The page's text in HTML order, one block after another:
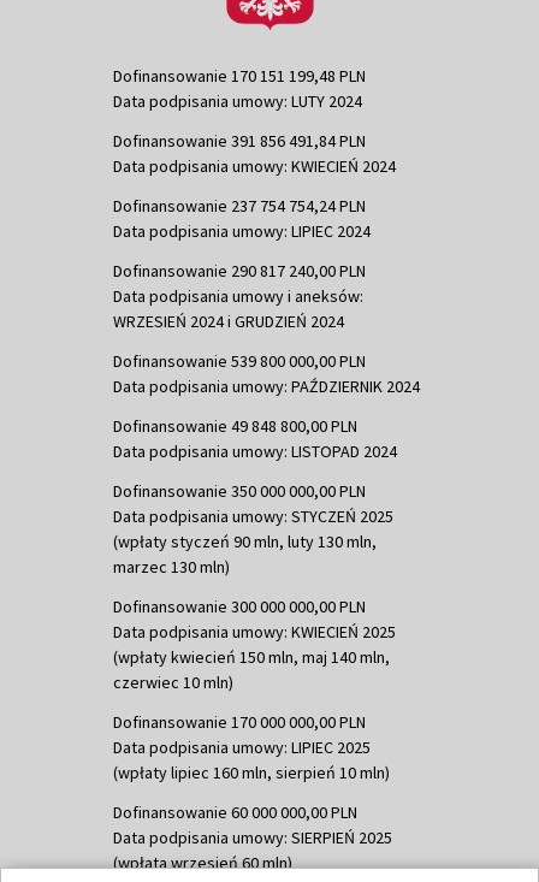
Dofinansowanie 170 151 199,48 PLN
Data podpisania umowy: LUTY 2024
Dofinansowanie 391 856 491,84 PLN
Data podpisania umowy: KWIECIEŃ 2024
Dofinansowanie 237 754 754,24 PLN
Data podpisania umowy: LIPIEC 2024
Dofinansowanie 290 817 240,00 PLN
Data podpisania umowy i aneksów:
WRZESIEŃ 2024 i GRUDZIEŃ 2024
Dofinansowanie 539 800 000,00 PLN
Data podpisania umowy: PAŹDZIERNIK 2024
Dofinansowanie 49 848 800,00 PLN
Data podpisania umowy: LISTOPAD 2024
Dofinansowanie 350 000 000,00 PLN
Data podpisania umowy: STYCZEŃ 2025
(wpłaty styczeń 90 mln, luty 130 mln,
marzec 130 mln)
Dofinansowanie 300 000 000,00 PLN
Data podpisania umowy: KWIECIEŃ 2025
(wpłaty kwiecień 150 mln, maj 140 mln,
czerwiec 10 mln)
Dofinansowanie 170 000 000,00 PLN
Data podpisania umowy: LIPIEC 2025
(wpłaty lipiec 160 mln, sierpień 10 mln)
Dofinansowanie 60 000 000,00 PLN
Data podpisania umowy: SIERPIEŃ 2025
(wpłata wrzesień 60 mln)